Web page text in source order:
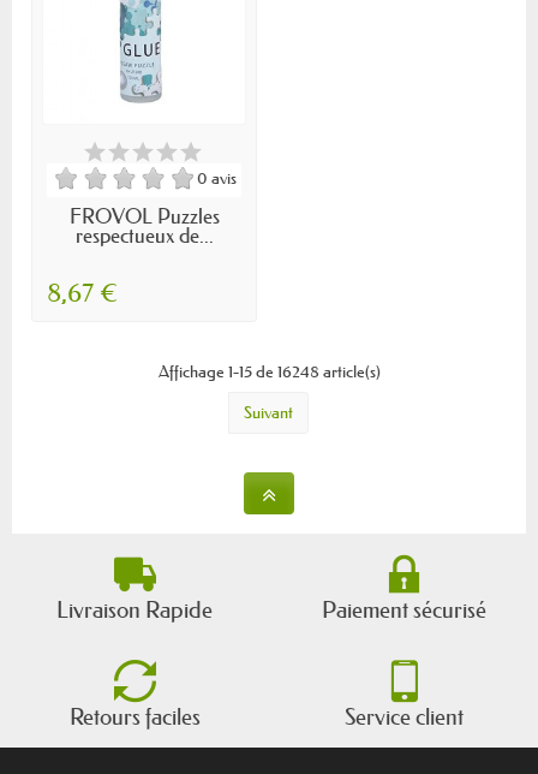
0 avis
FROVOL Puzzles
respectueux de...
8,67 €
Affichage 1-15 de 16248 article(s)
Suivant
Livraison Rapide Paiement sécurisé
Retours faciles Service client